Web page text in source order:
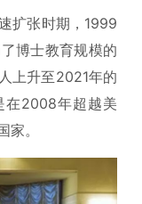
扩张时期，1999
博士教育规模的
上升至2021年的
在2008年超越美
。